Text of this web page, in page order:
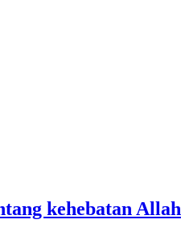
kehebatan Allah